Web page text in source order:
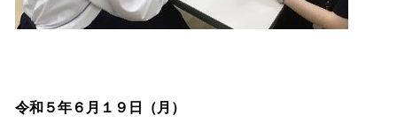
令和５年６月１９日（月）